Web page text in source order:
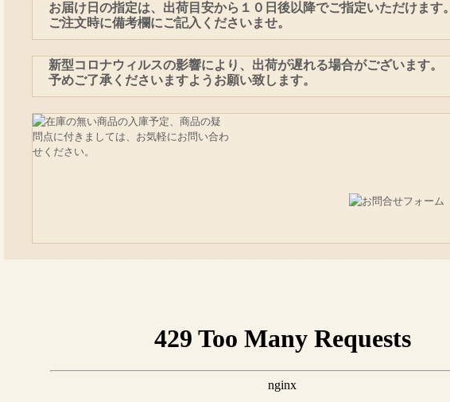
お届け日の指定は、出荷目安から１０日後以降でご指定いただけます。
ご注文時に備考欄にご記入くださいませ。
新型コロナウィルスの影響により、出荷が遅れる場合がございます。
予めご了承くださいますようお願い致します。